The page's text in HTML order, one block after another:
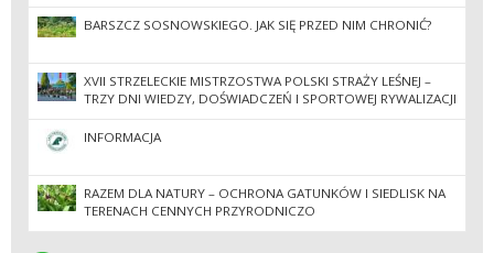
BARSZCZ SOSNOWSKIEGO. JAK SIĘ PRZED NIM CHRONIĆ?
XVII STRZELECKIE MISTRZOSTWA POLSKI STRAŻY LEŚNEJ –
TRZY DNI WIEDZY, DOŚWIADCZEŃ I SPORTOWEJ RYWALIZACJI
INFORMACJA
RAZEM DLA NATURY – OCHRONA GATUNKÓW I SIEDLISK NA
TERENACH CENNYCH PRZYRODNICZO